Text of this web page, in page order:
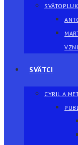
SVÄTOPLUK
SVÄTCI
CYRIL A